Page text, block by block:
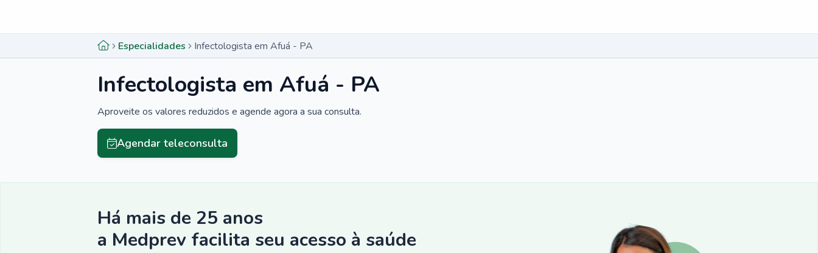
Especialidades Infectologista em Afuá - PA
Infectologista em Afuá - PA
Aproveite os valores reduzidos e agende agora a sua consulta.
Agendar teleconsulta
Há mais de 25 anos
a Medprev facilita seu acesso à saúde